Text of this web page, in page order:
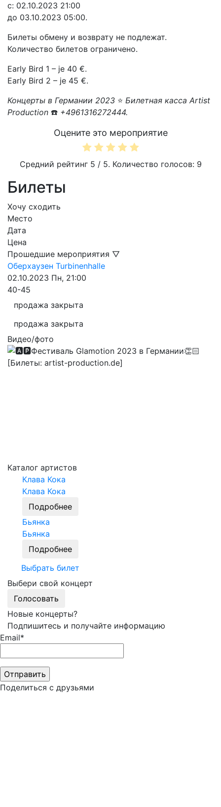
с: 02.10.2023 21:00
до 03.10.2023 05:00.
Билеты обмену и возврату не подлежат.
Количество билетов ограничено.
Early Bird 1 – je 40 €.
Early Bird 2 – je 45 €.
Концерты в Германии 2023 ⭐ Билетная касса Artist
Production ☎️ +4961316272444.
Оцените это мероприятие
Средний рейтинг 5 / 5. Количество голосов: 9
Билеты
Хочу сходить
Место
Дата
Цена
Прошедшие мероприятия ▽
Оберхаузен Turbinenhalle
02.10.2023 Пн, 21:00
40-45
продажа закрыта
продажа закрыта
Видео/фото
Каталог артистов
Клава Кока
Клава Кока
Подробнее
Бьянка
Бьянка
Подробнее
Выбрать билет
Выбери свой концерт
Голосовать
Новые концерты?
Подпишитесь и получайте информацию
Email*
Поделиться с друзьями